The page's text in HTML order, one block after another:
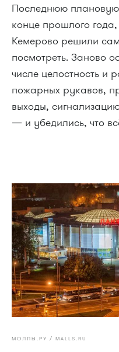
Последнюю
конце прошлого
Кемерово решили
посмотреть. Заново
числе целостность и
пожарных рукавов,
выходы,
— и убедились, что
МОЛЛЫ.РУ / MALLS.RU